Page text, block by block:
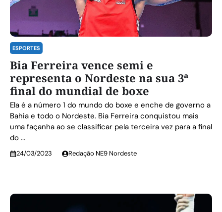
ESPORTES
Bia Ferreira vence semi e
representa o Nordeste na sua 3ª
final do mundial de boxe
Ela é a número 1 do mundo do boxe e enche de governo a
Bahia e todo o Nordeste. Bia Ferreira conquistou mais
uma façanha ao se classificar pela terceira vez para a final
do ...
24/03/2023 Redação NE9 Nordeste